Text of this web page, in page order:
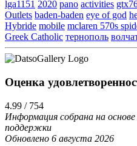
lga1151 2020 pano activities
Outlets baden-baden eye of god
Hybride mobile mclaren 570s
Greek Catholic тернополь
Оценка
4.99 / 754
Информация собрана на
поддержки
Обновлено 6 августа 2026